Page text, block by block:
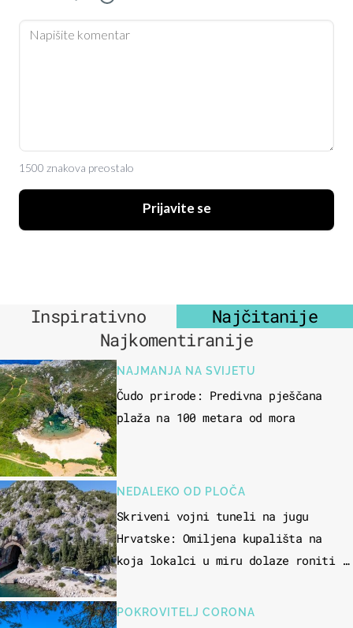
1500 znakova preostalo
Prijavite se
Inspirativno
Najčitanije
Najkomentiranije
NAJMANJA NA SVIJETU
Čudo prirode: Predivna pješčana
plaža na 100 metara od mora
NEDALEKO OD PLOČA
Skriveni vojni tuneli na jugu
Hrvatske: Omiljena kupališta na
koja lokalci u miru dolaze roniti i
POKROVITELJ CORONA